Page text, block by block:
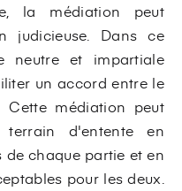
la médiation peut
judicieuse. Dans ce
neutre et impartiale
un accord entre le
médiation peut
d'entente en
chaque partie et en
pour les deux.